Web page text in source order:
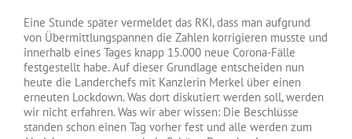
Eine Stunde später vermeldet das RKI, dass man aufgrund
von Übermittlungspannen die Zahlen korrigieren musste und
innerhalb eines Tages knapp 15.000 neue Corona-Fälle
festgestellt habe. Auf dieser Grundlage entscheiden nun
heute die Landerchefs mit Kanzlerin Merkel über einen
erneuten Lockdown. Was dort diskutiert werden soll, werden
wir nicht erfahren. Was wir aber wissen: Die Beschlüsse
standen schon einen Tag vorher fest und alle werden zum